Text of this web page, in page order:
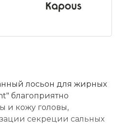
лосьон для жирных
благоприятно
и кожу головы,
секреции сальных